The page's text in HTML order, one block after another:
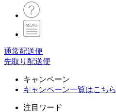
通常配送便
先取り配送便
キャンペーン
キャンペーン一覧はこちら
注目ワード